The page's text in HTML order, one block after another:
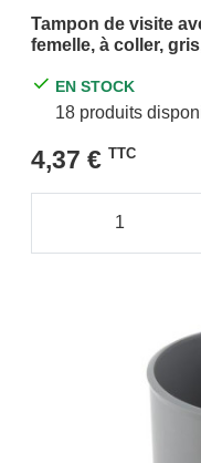
Tampon de visite
femelle, à coller,
EN STOCK
18 produits
4,37 € TTC